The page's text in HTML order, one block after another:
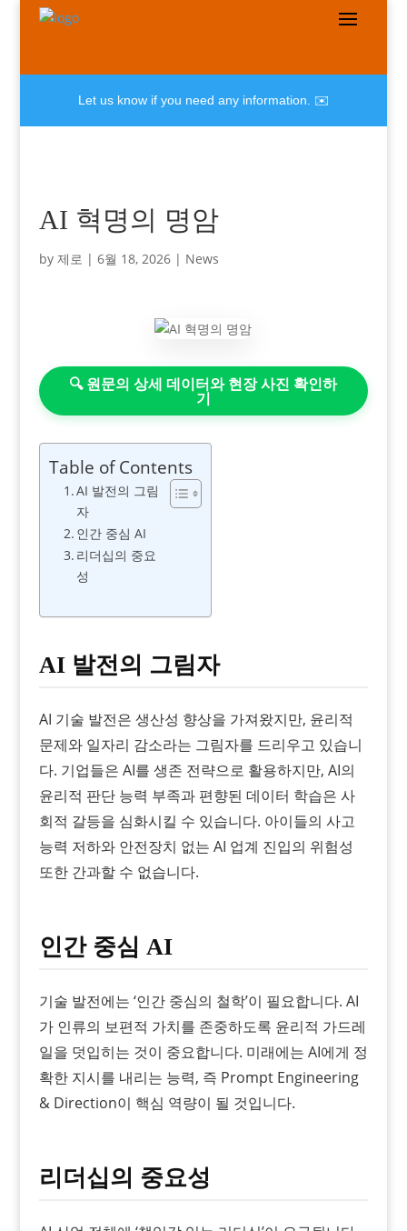
Let us know if you need any information. ✉️
AI 혁명의 명암
by 제로 | 6월 18, 2026| News
🔍 원문의 상세 데이터와 현장 사진 확인하
기
Table of Contents
AI 발전의 그림
자
인간 중심 AI
리더십의 중요
성
AI 발전의 그림자
AI 기술 발전은 생산성 향상을 가져왔지만, 윤리적
문제와 일자리 감소라는 그림자를 드리우고 있습니
다. 기업들은 AI를 생존 전략으로 활용하지만, AI의
윤리적 판단 능력 부족과 편향된 데이터 학습은 사
회적 갈등을 심화시킬 수 있습니다. 아이들의 사고
능력 저하와 안전장치 없는 AI 업계 진입의 위험성
또한 간과할 수 없습니다.
인간 중심 AI
기술 발전에는 ‘인간 중심의 철학’이 필요합니다. AI
가 인류의 보편적 가치를 존중하도록 윤리적 가드레
일을 덧입히는 것이 중요합니다. 미래에는 AI에게 정
확한 지시를 내리는 능력, 즉 Prompt Engineering
& Direction이 핵심 역량이 될 것입니다.
리더십의 중요성